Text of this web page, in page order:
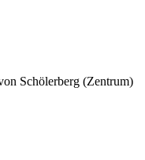
Schölerberg (Zentrum)